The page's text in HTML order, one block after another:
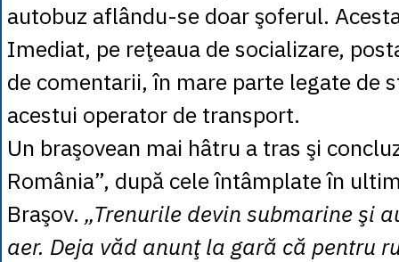
autobuz aflându-se doar şoferul.
Imediat, pe reţeaua de socializare,
de comentarii, în mare parte legate de
acestui operator de transport.
Un braşovean mai hâtru a tras şi
România”, după cele întâmplate în
Braşov. „Trenurile devin submarine şi
aer. Deja văd anunţ la gară că pentru